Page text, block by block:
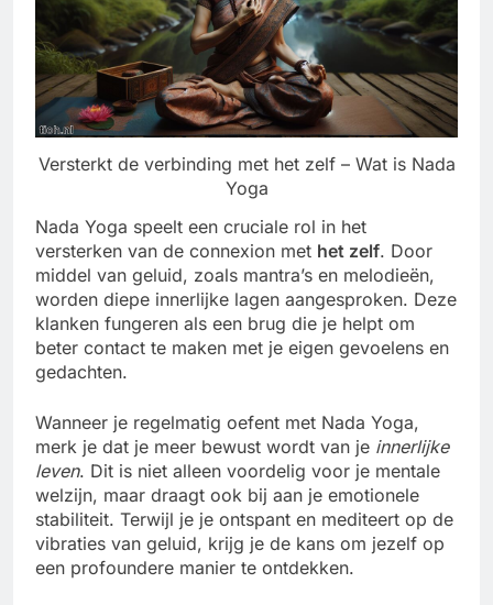
Versterkt de verbinding met het zelf – Wat is Nada
Yoga
Nada Yoga speelt een cruciale rol in het
versterken van de connexion met het zelf. Door
middel van geluid, zoals mantra’s en melodieën,
worden diepe innerlijke lagen aangesproken. Deze
klanken fungeren als een brug die je helpt om
beter contact te maken met je eigen gevoelens en
gedachten.
Wanneer je regelmatig oefent met Nada Yoga,
merk je dat je meer bewust wordt van je innerlijke
leven. Dit is niet alleen voordelig voor je mentale
welzijn, maar draagt ook bij aan je emotionele
stabiliteit. Terwijl je je ontspant en mediteert op de
vibraties van geluid, krijg je de kans om jezelf op
een profoundere manier te ontdekken.